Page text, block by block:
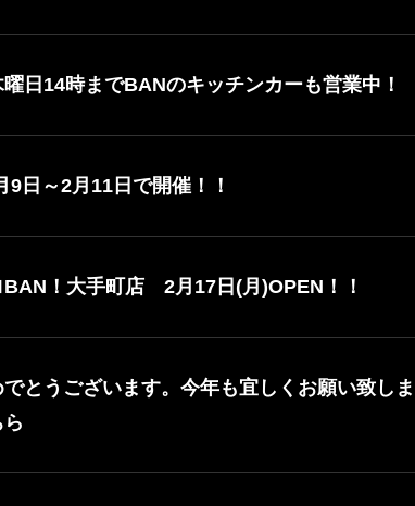
日14時までBANのキッチンカーも営業中！
日～2月11日で開催！！
BAN！大手町店 2月17日(月)OPEN！！
とうございます。今年も宜しくお願い致し